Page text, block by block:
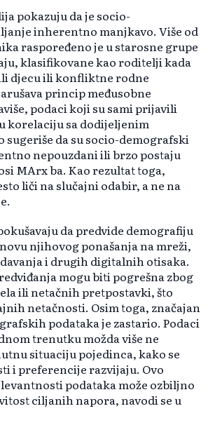
pokazuju da je socio-
inherentno manjkavo. Više od
raspoređeno je u starosne grupe
klasifikovane kao roditelji kada
djecu ili konfliktne rodne
princip međusobne
podaci koji su sami prijavili
korelaciju sa dodijeljenim
sugeriše da su socio-demografski
nepouzdani ili brzo postaju
MArx ba. Kao rezultat toga,
liči na slučajni odabir, a ne na
da predvide demografiju
njihovog ponašanja na mreži,
i drugih digitalnih otisaka.
mogu biti pogrešna zbog
ili netačnih pretpostavki, što
netačnosti. Osim toga, značajan
podataka je zastario. Podaci
trenutku možda više ne
situaciju pojedinca, kako se
i preferencije razvijaju. Ovo
podataka može ozbiljno
ciljanih napora, navodi se u